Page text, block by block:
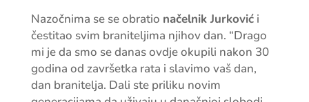
Nazočnima se se obratio načelnik Jurkovići
čestitao svim braniteljima njihov dan. “Drago
mi je da smo se danas ovdje okupili nakon 30
godina od završetka rata i slavimo vaš dan,
dan branitelja. Dali ste priliku novim